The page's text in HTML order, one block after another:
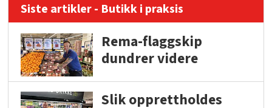
Siste artikler - Butikk i praksis
Rema-flaggskip
dundrer videre
Slik opprettholdes